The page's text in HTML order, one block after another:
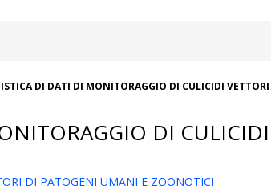
DI DATI DI MONITORAGGIO DI CULICIDI
DI
DI PATOGENI UMANI E ZOONOTICI